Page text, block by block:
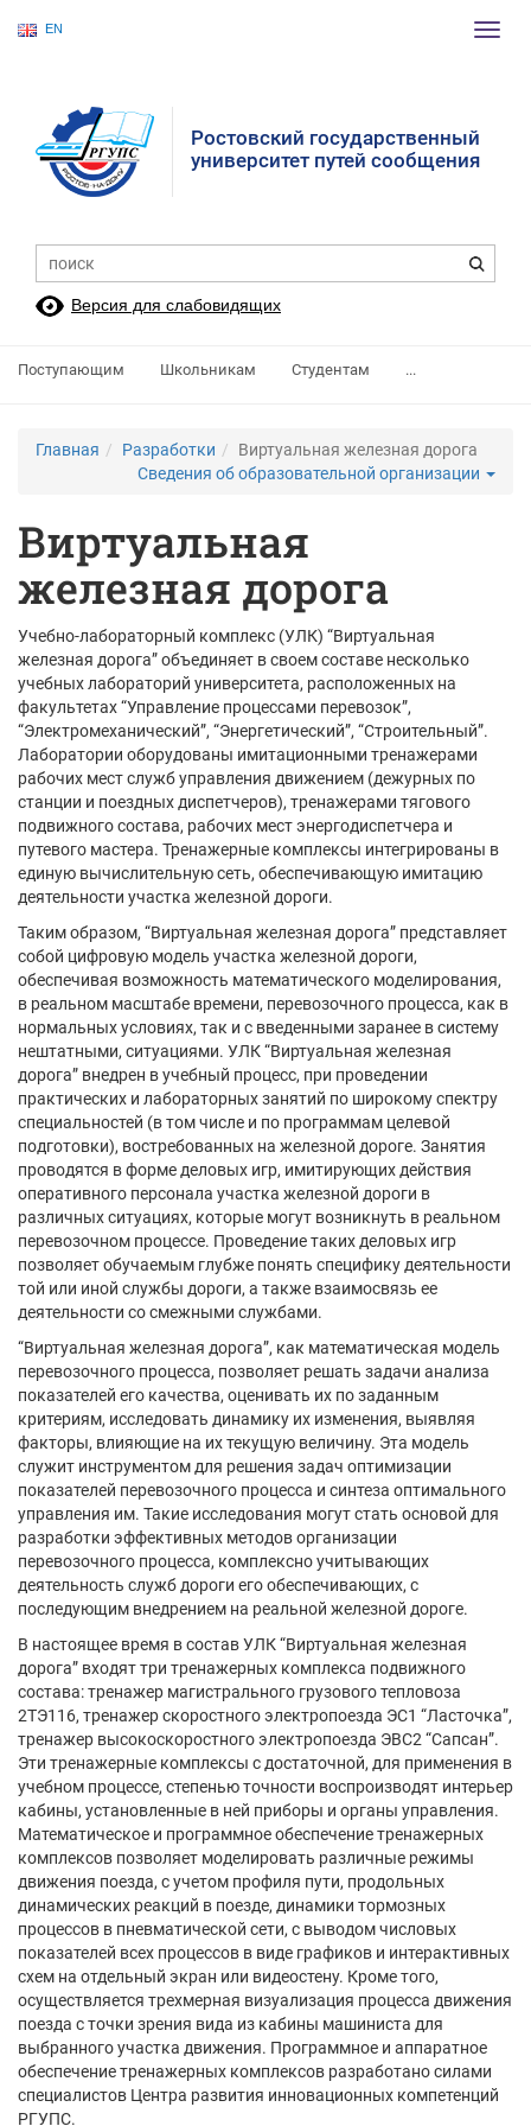
EN
Ростовский государственный
университет путей сообщения
Версия для слабовидящих
Поступающим Школьникам Студентам ...
Главная Разработки
Виртуальная железная дорога
Сведения об образовательной организации
Виртуальная
железная дорога
Учебно-лабораторный комплекс (УЛК) “Виртуальная
железная дорога” объединяет в своем составе несколько
учебных лабораторий университета, расположенных на
факультетах “Управление процессами перевозок”,
“Электромеханический”, “Энергетический”, “Строительный”.
Лаборатории оборудованы имитационными тренажерами
рабочих мест служб управления движением (дежурных по
станции и поездных диспетчеров), тренажерами тягового
подвижного состава, рабочих мест энергодиспетчера и
путевого мастера. Тренажерные комплексы интегрированы в
единую вычислительную сеть, обеспечивающую имитацию
деятельности участка железной дороги.
Таким образом, “Виртуальная железная дорога” представляет
собой цифровую модель участка железной дороги,
обеспечивая возможность математического моделирования,
в реальном масштабе времени, перевозочного процесса, как в
нормальных условиях, так и с введенными заранее в систему
нештатными, ситуациями. УЛК “Виртуальная железная
дорога” внедрен в учебный процесс, при проведении
практических и лабораторных занятий по широкому спектру
специальностей (в том числе и по программам целевой
подготовки), востребованных на железной дороге. Занятия
проводятся в форме деловых игр, имитирующих действия
оперативного персонала участка железной дороги в
различных ситуациях, которые могут возникнуть в реальном
перевозочном процессе. Проведение таких деловых игр
позволяет обучаемым глубже понять специфику деятельности
той или иной службы дороги, а также взаимосвязь ее
деятельности со смежными службами.
“Виртуальная железная дорога”, как математическая модель
перевозочного процесса, позволяет решать задачи анализа
показателей его качества, оценивать их по заданным
критериям, исследовать динамику их изменения, выявляя
факторы, влияющие на их текущую величину. Эта модель
служит инструментом для решения задач оптимизации
показателей перевозочного процесса и синтеза оптимального
управления им. Такие исследования могут стать основой для
разработки эффективных методов организации
перевозочного процесса, комплексно учитывающих
деятельность служб дороги его обеспечивающих, с
последующим внедрением на реальной железной дороге.
В настоящее время в состав УЛК “Виртуальная железная
дорога” входят три тренажерных комплекса подвижного
состава: тренажер магистрального грузового тепловоза
2ТЭ116, тренажер скоростного электропоезда ЭС1 “Ласточка”,
тренажер высокоскоростного электропоезда ЭВС2 “Сапсан”.
Эти тренажерные комплексы с достаточной, для применения в
учебном процессе, степенью точности воспроизводят интерьер
кабины, установленные в ней приборы и органы управления.
Математическое и программное обеспечение тренажерных
комплексов позволяет моделировать различные режимы
движения поезда, с учетом профиля пути, продольных
динамических реакций в поезде, динамики тормозных
процессов в пневматической сети, с выводом числовых
показателей всех процессов в виде графиков и интерактивных
схем на отдельный экран или видеостену. Кроме того,
осуществляется трехмерная визуализация процесса движения
поезда с точки зрения вида из кабины машиниста для
выбранного участка движения. Программное и аппаратное
обеспечение тренажерных комплексов разработано силами
специалистов Центра развития инновационных компетенций
РГУПС.